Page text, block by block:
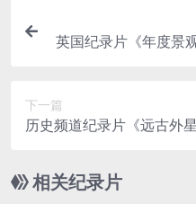
英国纪录片《年度景
下一篇
历史频道纪录片《远古外
印纯净版 1080P/MKV/
相关纪录片